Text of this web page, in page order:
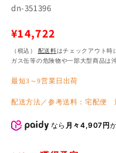
SKU:
dn-351396
通
常
価
格
¥14,722
（税込） 配送料はチェックアウト時
ガス缶等の危険物や一部大型商品は
最短3～9営業日出荷
配送方法／参考送料：宅配便
なら 月々4,907円